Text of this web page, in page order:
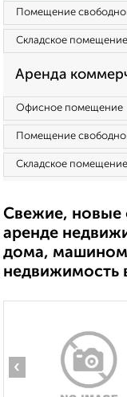
Помещение
Складское помещение
Аренда
Офисное помещение
Помещение
Складское помещение
Свежие, новые
аренде
дома,
недвижимость
‹